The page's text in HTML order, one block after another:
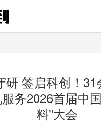
研 签启科创！31
务2026首届中
料”大会